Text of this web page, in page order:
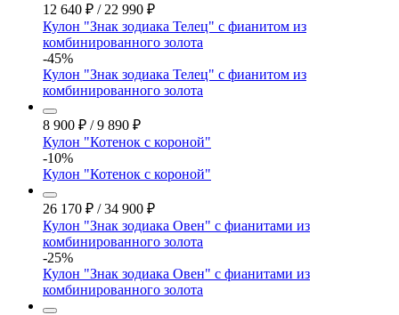
12 640 ₽ / 22 990 ₽
Кулон "Знак зодиака Телец" с фианитом из
комбинированного золота
-45%
Кулон "Знак зодиака Телец" с фианитом из
комбинированного золота
8 900 ₽ / 9 890 ₽
Кулон "Котенок с короной"
-10%
Кулон "Котенок с короной"
26 170 ₽ / 34 900 ₽
Кулон "Знак зодиака Овен" с фианитами из
комбинированного золота
-25%
Кулон "Знак зодиака Овен" с фианитами из
комбинированного золота